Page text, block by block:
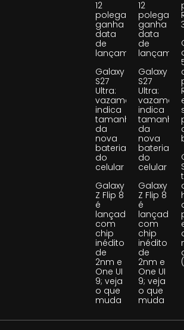
12
polegadas
ganha
data
de
lançamento
Galaxy
S27
Ultra:
vazamento
indica
tamanho
da
nova
bateria
do
celular
Galaxy
Z Flip 8
é
lançado
com
chip
inédito
de
2nm e
One UI
9; veja
o que
muda
12
ganha
data
de
Galaxy
S27
Ultra:
indica
tamanho
da
nova
bateria
do
celular
Galaxy
Z Flip 8
é
lançado
com
chip
inédito
de
2nm e
One UI
9; veja
o que
muda